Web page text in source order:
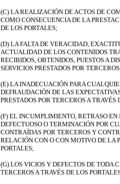
(C) LA REALIZACIÓN DE ACTOS DE
COMO CONSECUENCIA DE LA
DE LOS PORTALES;
(D) LA FALTA DE VERACIDAD,
ACTUALIDAD DE LOS CONTENIDOS
RECIBIDOS, OBTENIDOS, PUESTOS A
SERVICIOS PRESTADOS POR
(E) LA INADECUACIÓN PARA
DEFRAUDACIÓN DE LAS
PRESTADOS POR TERCEROS A TRAVÉS
(F) EL INCUMPLIMIENTO, RETRASO
DEFECTUOSO O TERMINACIÓN POR
CONTRAÍDAS POR TERCEROS Y
RELACIÓN CON O CON MOTIVO DE LA
PORTALES;
(G) LOS VICIOS Y DEFECTOS DE TODA
TERCEROS A TRAVÉS DE LOS